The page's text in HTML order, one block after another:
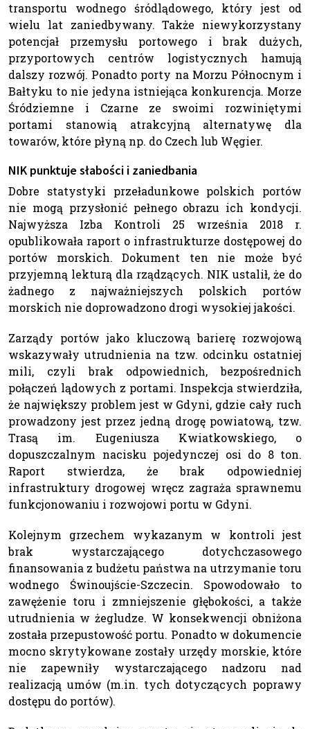
transportu wodnego śródlądowego, który jest od
wielu lat zaniedbywany. Także niewykorzystany
potencjał przemysłu portowego i brak dużych,
przyportowych centrów logistycznych hamują
dalszy rozwój. Ponadto porty na Morzu Północnym i
Bałtyku to nie jedyna istniejąca konkurencja. Morze
Śródziemne i Czarne ze swoimi rozwiniętymi
portami stanowią atrakcyjną alternatywę dla
towarów, które płyną np. do Czech lub Węgier.
NIK punktuje słabości i zaniedbania
Dobre statystyki przeładunkowe polskich portów
nie mogą przysłonić pełnego obrazu ich kondycji.
Najwyższa Izba Kontroli 25 września 2018 r.
opublikowała raport o infrastrukturze dostępowej do
portów morskich. Dokument ten nie może być
przyjemną lekturą dla rządzących. NIK ustalił, że do
żadnego z najważniejszych polskich portów
morskich nie doprowadzono drogi wysokiej jakości.
Zarządy portów jako kluczową barierę rozwojową
wskazywały utrudnienia na tzw. odcinku ostatniej
mili, czyli brak odpowiednich, bezpośrednich
połączeń lądowych z portami. Inspekcja stwierdziła,
że największy problem jest w Gdyni, gdzie cały ruch
prowadzony jest przez jedną drogę powiatową, tzw.
Trasą im. Eugeniusza Kwiatkowskiego, o
dopuszczalnym nacisku pojedynczej osi do 8 ton.
Raport stwierdza, że brak odpowiedniej
infrastruktury drogowej wręcz zagraża sprawnemu
funkcjonowaniu i rozwojowi portu w Gdyni.
Kolejnym grzechem wykazanym w kontroli jest
brak wystarczającego dotychczasowego
finansowania z budżetu państwa na utrzymanie toru
wodnego Świnoujście-Szczecin. Spowodowało to
zawężenie toru i zmniejszenie głębokości, a także
utrudnienia w żegludze. W konsekwencji obniżona
została przepustowość portu. Ponadto w dokumencie
mocno skrytykowane zostały urzędy morskie, które
nie zapewniły wystarczającego nadzoru nad
realizacją umów (m.in. tych dotyczących poprawy
dostępu do portów).